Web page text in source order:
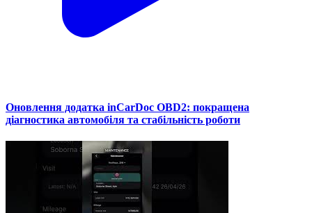
Оновлення додатка inCarDoc OBD2: покращена
діагностика автомобіля та стабільність роботи